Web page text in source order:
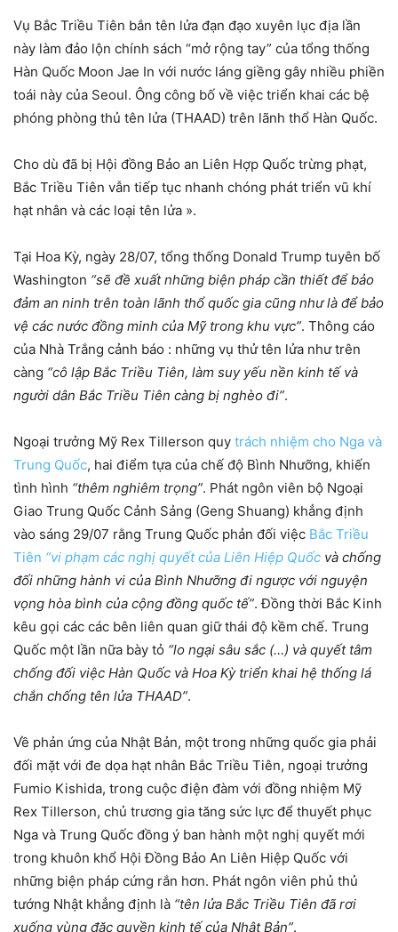
Vụ Bắc Triều Tiên bắn tên lửa đạn đạo xuyên lục địa lần
này làm đảo lộn chính sách “mở rộng tay” của tổng thống
Hàn Quốc Moon Jae In với nước láng giềng gây nhiều phiền
toái này của Seoul. Ông công bố về việc triển khai các bệ
phóng phòng thủ tên lửa (THAAD) trên lãnh thổ Hàn Quốc.
Cho dù đã bị Hội đồng Bảo an Liên Hợp Quốc trừng phạt,
Bắc Triều Tiên vẫn tiếp tục nhanh chóng phát triển vũ khí
hạt nhân và các loại tên lửa ».
Tại Hoa Kỳ, ngày 28/07, tổng thống Donald Trump tuyên bố
Washington “sẽ đề xuất những biện pháp cần thiết để bảo
đảm an ninh trên toàn lãnh thổ quốc gia cũng như là để bảo
vệ các nước đồng minh của Mỹ trong khu vực”. Thông cáo
của Nhà Trắng cảnh báo : những vụ thử tên lửa như trên
càng “cô lập Bắc Triều Tiên, làm suy yếu nền kinh tế và
người dân Bắc Triều Tiên càng bị nghèo đi”.
Ngoại trưởng Mỹ Rex Tillerson quy trách nhiệm cho Nga và
Trung Quốc, hai điểm tựa của chế độ Bình Nhưỡng, khiến
tình hình “thêm nghiêm trọng”. Phát ngôn viên bộ Ngoại
Giao Trung Quốc Cảnh Sảng (Geng Shuang) khẳng định
vào sáng 29/07 rằng Trung Quốc phản đối việc Bắc Triều
Tiên “vi phạm các nghị quyết của Liên Hiệp Quốc và chống
đối những hành vi của Bình Nhưỡng đi ngược với nguyện
vọng hòa bình của cộng đồng quốc tế”. Đồng thời Bắc Kinh
kêu gọi các các bên liên quan giữ thái độ kềm chế. Trung
Quốc một lần nữa bày tỏ “lo ngại sâu sắc (…) và quyết tâm
chống đối việc Hàn Quốc và Hoa Kỳ triển khai hệ thống lá
chắn chống tên lửa THAAD”.
Về phản ứng của Nhật Bản, một trong những quốc gia phải
đối mặt với đe dọa hạt nhân Bắc Triều Tiên, ngoại trưởng
Fumio Kishida, trong cuộc điện đàm với đồng nhiệm Mỹ
Rex Tillerson, chủ trương gia tăng sức lực để thuyết phục
Nga và Trung Quốc đồng ý ban hành một nghị quyết mới
trong khuôn khổ Hội Đồng Bảo An Liên Hiệp Quốc với
những biện pháp cứng rắn hơn. Phát ngôn viên phủ thủ
tướng Nhật khẳng định là “tên lửa Bắc Triều Tiên đã rơi
xuống vùng đặc quyền kinh tế của Nhật Bản”.